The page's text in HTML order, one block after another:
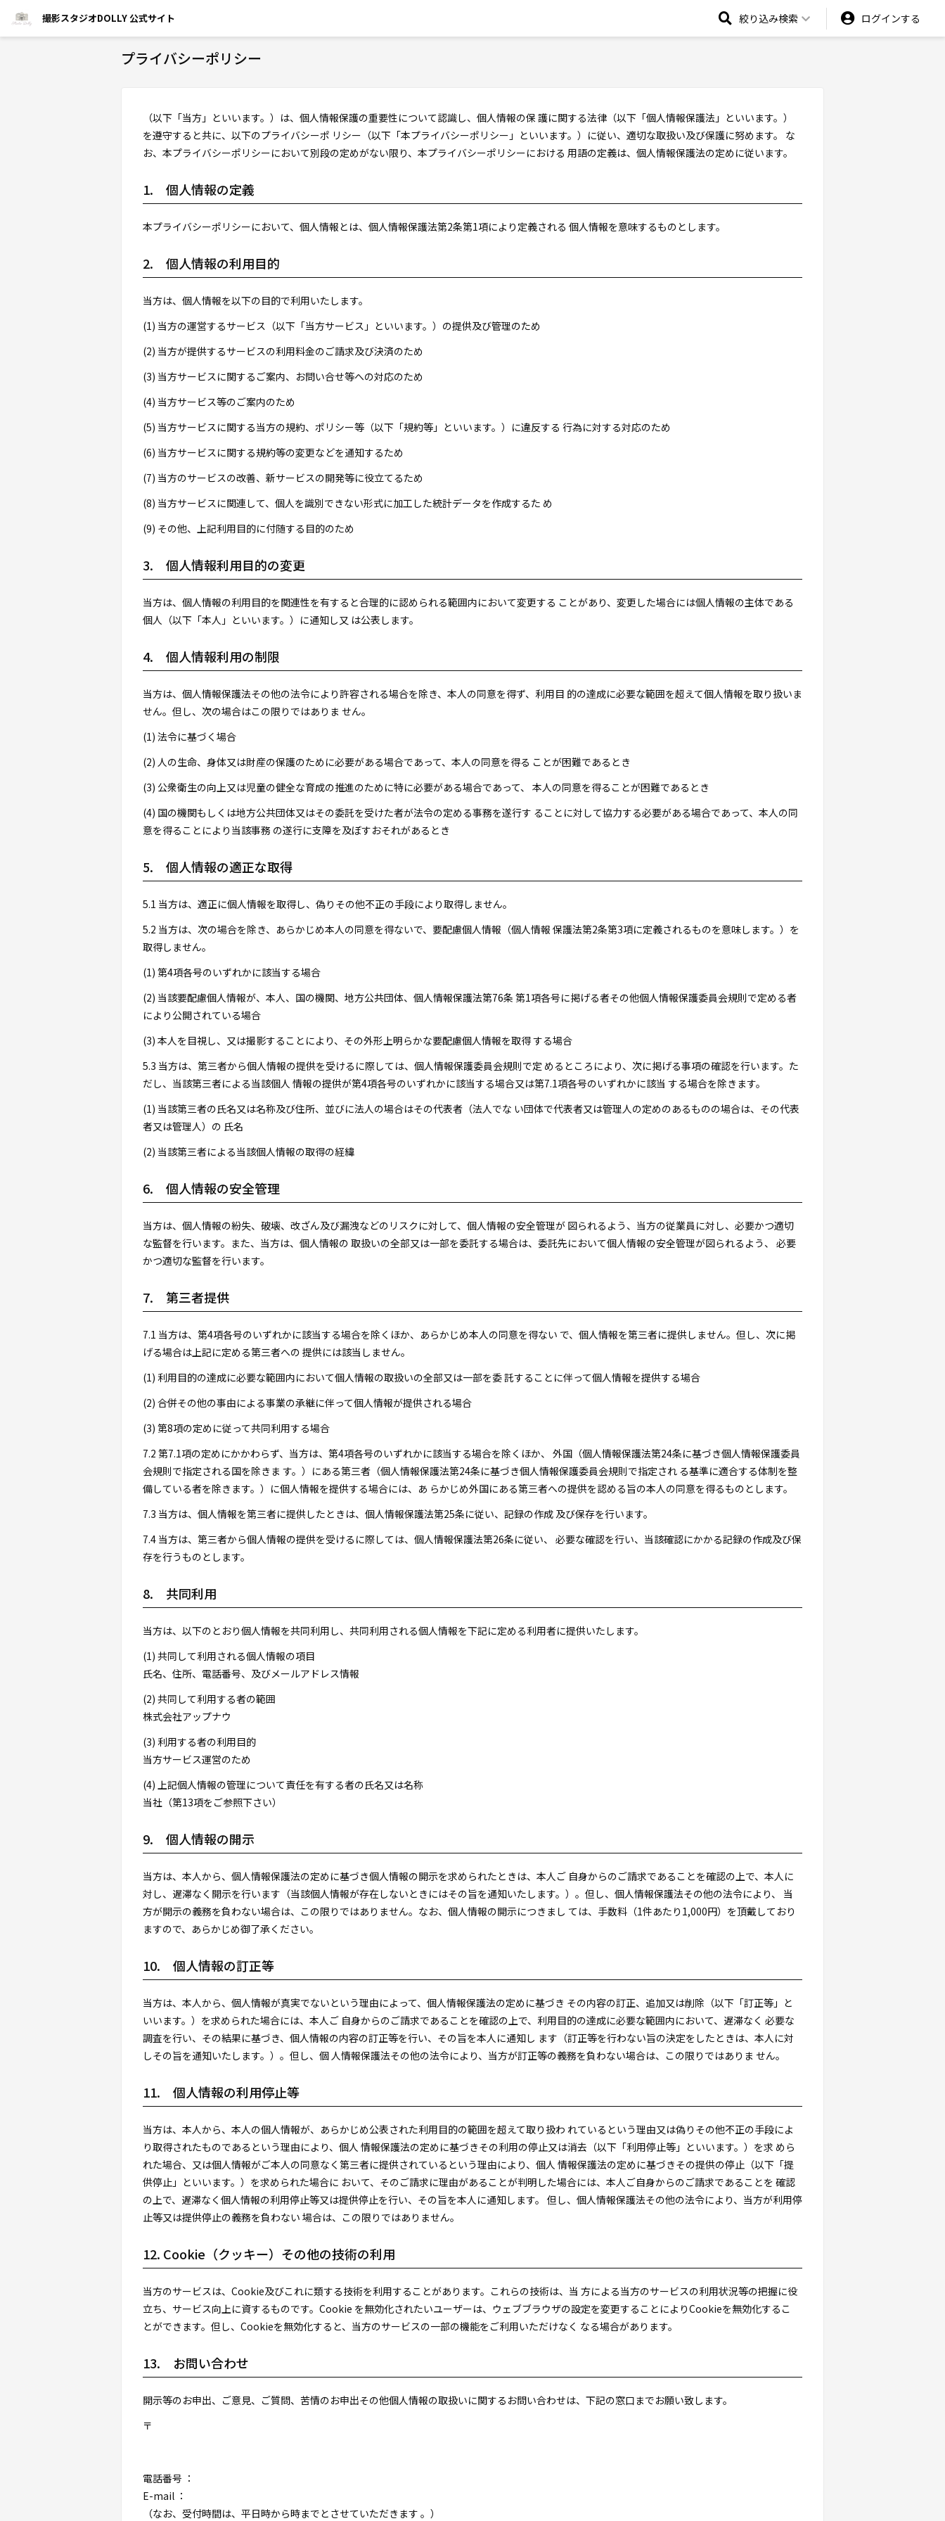
撮影スタジオDOLLY 公式サイト 絞り込み検索 ログインする
プライバシーポリシー
（以下「当方」といいます。）は、個人情報保護の重要性について認識し、個人情報の保 護に関する法律（以下「個人情報保護法」といいます。）
を遵守すると共に、以下のプライバシーポ リシー（以下「本プライバシーポリシー」といいます。）に従い、適切な取扱い及び保護に努めます。 な
お、本プライバシーポリシーにおいて別段の定めがない限り、本プライバシーポリシーにおける 用語の定義は、個人情報保護法の定めに従います。
1. 個人情報の定義
本プライバシーポリシーにおいて、個人情報とは、個人情報保護法第2条第1項により定義される 個人情報を意味するものとします。
2. 個人情報の利用目的
当方は、個人情報を以下の目的で利用いたします。
(1) 当方の運営するサービス（以下「当方サービス」といいます。）の提供及び管理のため
(2) 当方が提供するサービスの利用料金のご請求及び決済のため
(3) 当方サービスに関するご案内、お問い合せ等への対応のため
(4) 当方サービス等のご案内のため
(5) 当方サービスに関する当方の規約、ポリシー等（以下「規約等」といいます。）に違反する 行為に対する対応のため
(6) 当方サービスに関する規約等の変更などを通知するため
(7) 当方のサービスの改善、新サービスの開発等に役立てるため
(8) 当方サービスに関連して、個人を識別できない形式に加工した統計データを作成するた め
(9) その他、上記利用目的に付随する目的のため
3. 個人情報利用目的の変更
当方は、個人情報の利用目的を関連性を有すると合理的に認められる範囲内において変更する ことがあり、変更した場合には個人情報の主体である
個人（以下「本人」といいます。）に通知し又 は公表します。
4. 個人情報利用の制限
当方は、個人情報保護法その他の法令により許容される場合を除き、本人の同意を得ず、利用目 的の達成に必要な範囲を超えて個人情報を取り扱いま
せん。但し、次の場合はこの限りではありま せん。
(1) 法令に基づく場合
(2) 人の生命、身体又は財産の保護のために必要がある場合であって、本人の同意を得る ことが困難であるとき
(3) 公衆衛生の向上又は児童の健全な育成の推進のために特に必要がある場合であって、 本人の同意を得ることが困難であるとき
(4) 国の機関もしくは地方公共団体又はその委託を受けた者が法令の定める事務を遂行す ることに対して協力する必要がある場合であって、本人の同
意を得ることにより当該事務 の遂行に支障を及ぼすおそれがあるとき
5. 個人情報の適正な取得
5.1 当方は、適正に個人情報を取得し、偽りその他不正の手段により取得しません。
5.2 当方は、次の場合を除き、あらかじめ本人の同意を得ないで、要配慮個人情報（個人情報 保護法第2条第3項に定義されるものを意味します。）を
取得しません。
(1) 第4項各号のいずれかに該当する場合
(2) 当該要配慮個人情報が、本人、国の機関、地方公共団体、個人情報保護法第76条 第1項各号に掲げる者その他個人情報保護委員会規則で定める者
により公開されている場合
(3) 本人を目視し、又は撮影することにより、その外形上明らかな要配慮個人情報を取得 する場合
5.3 当方は、第三者から個人情報の提供を受けるに際しては、個人情報保護委員会規則で定 めるところにより、次に掲げる事項の確認を行います。た
だし、当該第三者による当該個人 情報の提供が第4項各号のいずれかに該当する場合又は第7.1項各号のいずれかに該当 する場合を除きます。
(1) 当該第三者の氏名又は名称及び住所、並びに法人の場合はその代表者（法人でな い団体で代表者又は管理人の定めのあるものの場合は、その代表
者又は管理人）の 氏名
(2) 当該第三者による当該個人情報の取得の経緯
6. 個人情報の安全管理
当方は、個人情報の紛失、破壊、改ざん及び漏洩などのリスクに対して、個人情報の安全管理が 図られるよう、当方の従業員に対し、必要かつ適切
な監督を行います。また、当方は、個人情報の 取扱いの全部又は一部を委託する場合は、委託先において個人情報の安全管理が図られるよう、 必要
かつ適切な監督を行います。
7. 第三者提供
7.1 当方は、第4項各号のいずれかに該当する場合を除くほか、あらかじめ本人の同意を得ない で、個人情報を第三者に提供しません。但し、次に掲
げる場合は上記に定める第三者への 提供には該当しません。
(1) 利用目的の達成に必要な範囲内において個人情報の取扱いの全部又は一部を委 託することに伴って個人情報を提供する場合
(2) 合併その他の事由による事業の承継に伴って個人情報が提供される場合
(3) 第8項の定めに従って共同利用する場合
7.2 第7.1項の定めにかかわらず、当方は、第4項各号のいずれかに該当する場合を除くほか、 外国（個人情報保護法第24条に基づき個人情報保護委員
会規則で指定される国を除きま す。）にある第三者（個人情報保護法第24条に基づき個人情報保護委員会規則で指定され る基準に適合する体制を整
備している者を除きます。）に個人情報を提供する場合には、あ らかじめ外国にある第三者への提供を認める旨の本人の同意を得るものとします。
7.3 当方は、個人情報を第三者に提供したときは、個人情報保護法第25条に従い、記録の作成 及び保存を行います。
7.4 当方は、第三者から個人情報の提供を受けるに際しては、個人情報保護法第26条に従い、 必要な確認を行い、当該確認にかかる記録の作成及び保
存を行うものとします。
8. 共同利用
当方は、以下のとおり個人情報を共同利用し、共同利用される個人情報を下記に定める利用者に提供いたします。
(1) 共同して利用される個人情報の項目
氏名、住所、電話番号、及びメールアドレス情報
(2) 共同して利用する者の範囲
株式会社アップナウ
(3) 利用する者の利用目的
当方サービス運営のため
(4) 上記個人情報の管理について責任を有する者の氏名又は名称
当社（第13項をご参照下さい）
9. 個人情報の開示
当方は、本人から、個人情報保護法の定めに基づき個人情報の開示を求められたときは、本人ご 自身からのご請求であることを確認の上で、本人に
対し、遅滞なく開示を行います（当該個人情報が存在しないときにはその旨を通知いたします。）。但し、個人情報保護法その他の法令により、 当
方が開示の義務を負わない場合は、この限りではありません。なお、個人情報の開示につきまし ては、手数料（1件あたり1,000円）を頂戴しており
ますので、あらかじめ御了承ください。
10. 個人情報の訂正等
当方は、本人から、個人情報が真実でないという理由によって、個人情報保護法の定めに基づき その内容の訂正、追加又は削除（以下「訂正等」と
いいます。）を求められた場合には、本人ご 自身からのご請求であることを確認の上で、利用目的の達成に必要な範囲内において、遅滞なく 必要な
調査を行い、その結果に基づき、個人情報の内容の訂正等を行い、その旨を本人に通知し ます（訂正等を行わない旨の決定をしたときは、本人に対
しその旨を通知いたします。）。但し、個 人情報保護法その他の法令により、当方が訂正等の義務を負わない場合は、この限りではありま せん。
11. 個人情報の利用停止等
当方は、本人から、本人の個人情報が、あらかじめ公表された利用目的の範囲を超えて取り扱わ れているという理由又は偽りその他不正の手段によ
り取得されたものであるという理由により、個人 情報保護法の定めに基づきその利用の停止又は消去（以下「利用停止等」といいます。）を求 めら
れた場合、又は個人情報がご本人の同意なく第三者に提供されているという理由により、個人 情報保護法の定めに基づきその提供の停止（以下「提
供停止」といいます。）を求められた場合に おいて、そのご請求に理由があることが判明した場合には、本人ご自身からのご請求であることを 確認
の上で、遅滞なく個人情報の利用停止等又は提供停止を行い、その旨を本人に通知します。 但し、個人情報保護法その他の法令により、当方が利用停
止等又は提供停止の義務を負わない 場合は、この限りではありません。
12. Cookie（クッキー）その他の技術の利用
当方のサービスは、Cookie及びこれに類する技術を利用することがあります。これらの技術は、当 方による当方のサービスの利用状況等の把握に役
立ち、サービス向上に資するものです。Cookie を無効化されたいユーザーは、ウェブブラウザの設定を変更することによりCookieを無効化するこ
とができます。但し、Cookieを無効化すると、当方のサービスの一部の機能をご利用いただけなく なる場合があります。
13. お問い合わせ
開示等のお申出、ご意見、ご質問、苦情のお申出その他個人情報の取扱いに関するお問い合わせは、下記の窓口までお願い致します。
〒
電話番号 ：
E-mail ：
（なお、受付時間は、平日時から時までとさせていただきます 。）